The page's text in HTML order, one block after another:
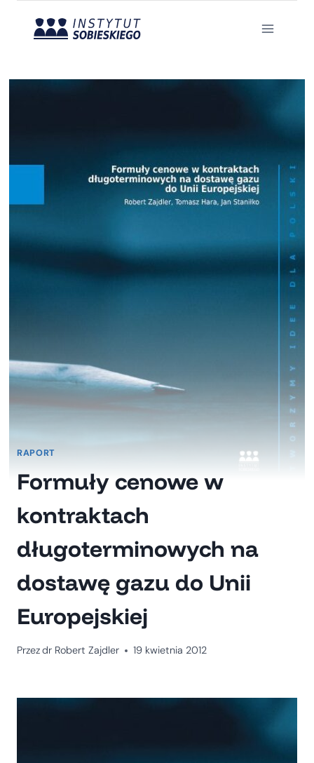
RAPORT
Formuły cenowe w
kontraktach
długoterminowych na
dostawę gazu do Unii
Europejskiej
Przezdr Robert Zajdler 19 kwietnia 2012